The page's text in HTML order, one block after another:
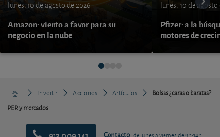
lunes, 10 de agosto de 2026
Amazon: viento a favor para su
negocio en la nube
lunes, 10 de agosto
Pfizer: a la
motores de
Invertir Acciones Artículos
Bolsas ¿caras o baratas?
PER y mercados
Contacto de lunes a viernes de 9h-14h